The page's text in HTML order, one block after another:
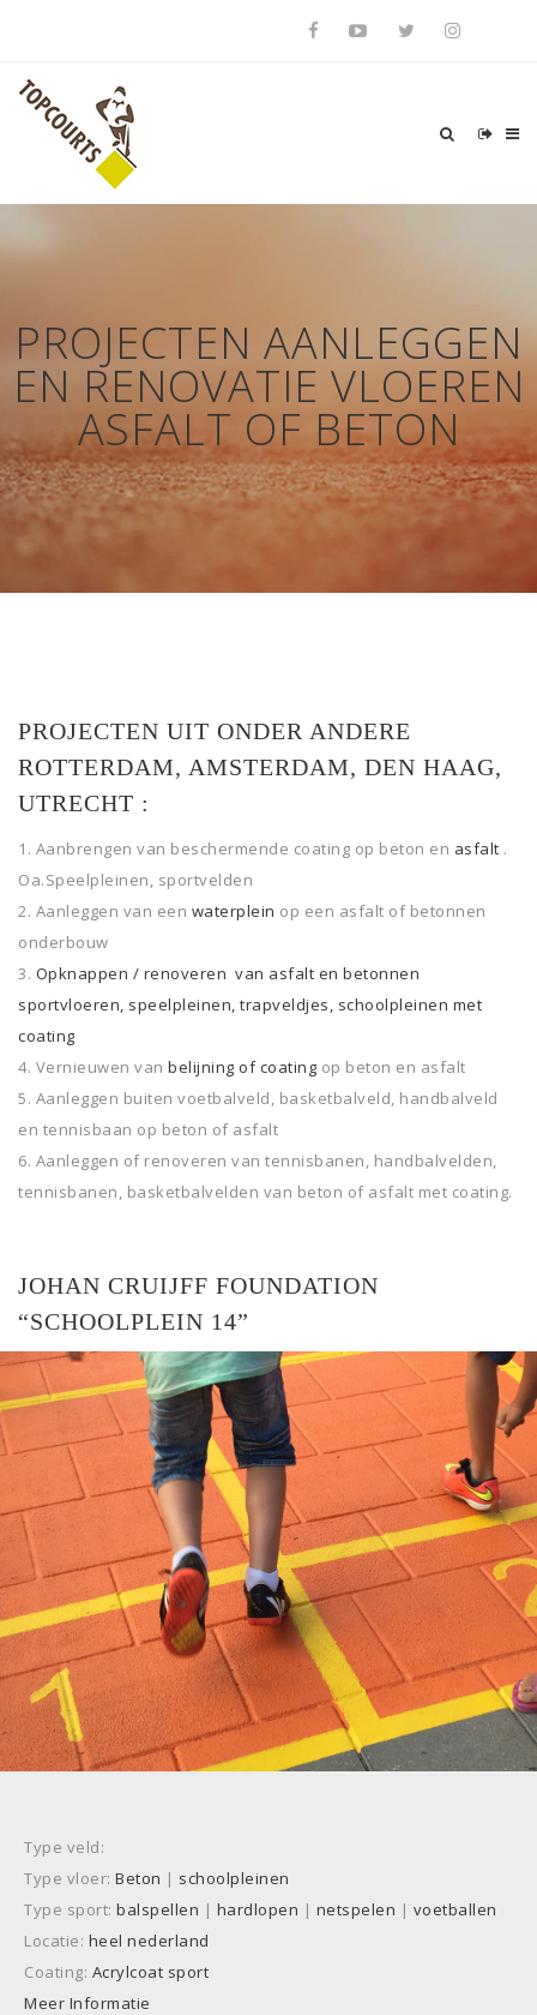
PROJECTEN AANLEGGEN
EN RENOVATIE VLOEREN
ASFALT OF BETON
PROJECTEN UIT ONDER ANDERE
ROTTERDAM, AMSTERDAM, DEN HAAG,
UTRECHT :
Aanbrengen van beschermende coating op beton en asfalt .
Oa.Speelpleinen, sportvelden
Aanleggen van een waterplein op een asfalt of betonnen
onderbouw
Opknappen / renoveren van asfalt en betonnen
sportvloeren, speelpleinen, trapveldjes, schoolpleinen met
coating
Vernieuwen van belijning of coating op beton en asfalt
Aanleggen buiten voetbalveld, basketbalveld, handbalveld
en tennisbaan op beton of asfalt
Aanleggen of renoveren van tennisbanen, handbalvelden,
tennisbanen, basketbalvelden van beton of asfalt met coating.
JOHAN CRUIJFF FOUNDATION
“SCHOOLPLEIN 14”
Type veld:
Type vloer: Beton | schoolpleinen
Type sport: balspellen | hardlopen | netspelen | voetballen
Locatie: heel nederland
Coating: Acrylcoat sport
Meer Informatie